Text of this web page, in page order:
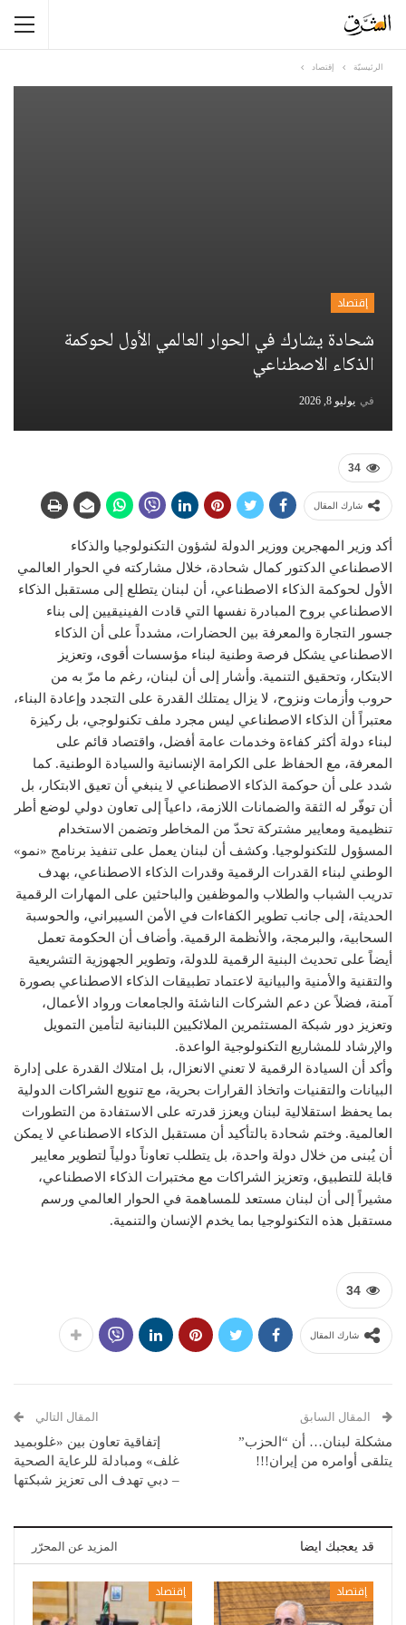
الرئيسيّة إقتصاد
إقتصاد
شحادة يشارك في الحوار العالمي الأول لحوكمة
الذكاء الاصطناعي
في يوليو 8, 2026
34
شارك المقال
أكد وزير المهجرين ووزير الدولة لشؤون التكنولوجيا والذكاء
الاصطناعي الدكتور كمال شحادة، خلال مشاركته في الحوار العالمي
الأول لحوكمة الذكاء الاصطناعي، أن لبنان يتطلع إلى مستقبل الذكاء
الاصطناعي بروح المبادرة نفسها التي قادت الفينيقيين إلى بناء
جسور التجارة والمعرفة بين الحضارات، مشدداً على أن الذكاء
الاصطناعي يشكل فرصة وطنية لبناء مؤسسات أقوى، وتعزيز
الابتكار، وتحقيق التنمية. وأشار إلى أن لبنان، رغم ما مرّ به من
حروب وأزمات ونزوح، لا يزال يمتلك القدرة على التجدد وإعادة البناء،
معتبراً أن الذكاء الاصطناعي ليس مجرد ملف تكنولوجي، بل ركيزة
لبناء دولة أكثر كفاءة وخدمات عامة أفضل، واقتصاد قائم على
المعرفة، مع الحفاظ على الكرامة الإنسانية والسيادة الوطنية. كما
شدد على أن حوكمة الذكاء الاصطناعي لا ينبغي أن تعيق الابتكار، بل
أن توفّر له الثقة والضمانات اللازمة، داعياً إلى تعاون دولي لوضع أطر
تنظيمية ومعايير مشتركة تحدّ من المخاطر وتضمن الاستخدام
المسؤول للتكنولوجيا. وكشف أن لبنان يعمل على تنفيذ برنامج «نمو»
الوطني لبناء القدرات الرقمية وقدرات الذكاء الاصطناعي، بهدف
تدريب الشباب والطلاب والموظفين والباحثين على المهارات الرقمية
الحديثة، إلى جانب تطوير الكفاءات في الأمن السيبراني، والحوسبة
السحابية، والبرمجة، والأنظمة الرقمية. وأضاف أن الحكومة تعمل
أيضاً على تحديث البنية الرقمية للدولة، وتطوير الجهوزية التشريعية
والتقنية والأمنية والبيانية لاعتماد تطبيقات الذكاء الاصطناعي بصورة
آمنة، فضلاً عن دعم الشركات الناشئة والجامعات ورواد الأعمال،
وتعزيز دور شبكة المستثمرين الملائكيين اللبنانية لتأمين التمويل
والإرشاد للمشاريع التكنولوجية الواعدة.
وأكد أن السيادة الرقمية لا تعني الانعزال، بل امتلاك القدرة على إدارة
البيانات والتقنيات واتخاذ القرارات بحرية، مع تنويع الشراكات الدولية
بما يحفظ استقلالية لبنان ويعزز قدرته على الاستفادة من التطورات
العالمية. وختم شحادة بالتأكيد أن مستقبل الذكاء الاصطناعي لا يمكن
أن يُبنى من خلال دولة واحدة، بل يتطلب تعاوناً دولياً لتطوير معايير
قابلة للتطبيق، وتعزيز الشراكات مع مختبرات الذكاء الاصطناعي،
مشيراً إلى أن لبنان مستعد للمساهمة في الحوار العالمي ورسم
مستقبل هذه التكنولوجيا بما يخدم الإنسان والتنمية.
34
شارك المقال
المقال السابق
مشكلة لبنان… أن “الحزب”
يتلقى أوامره من إيران!!!
المقال التالي
إتفاقية تعاون بين «غلوبميد
غلف» ومبادلة للرعاية الصحية
– دبي تهدف الى تعزيز شبكتها
قد يعجبك ايضا المزيد عن المحرّر
إقتصاد إقتصاد